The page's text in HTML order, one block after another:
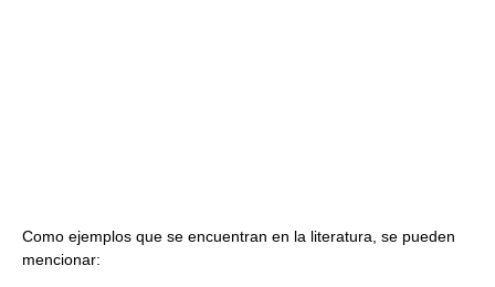
Como ejemplos que se encuentran en la literatura, se pueden
mencionar: